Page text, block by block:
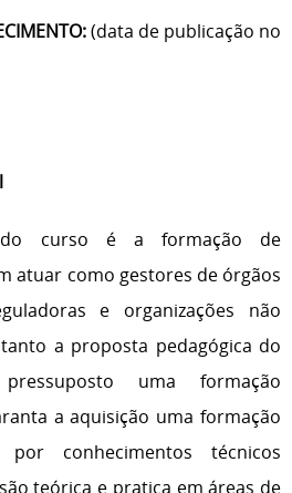
(data de publicação no
curso é a formação de
atuar como gestores de órgãos
e organizações não
a proposta pedagógica do
uma formação
a aquisição uma formação
por conhecimentos técnicos
teórica e pratica em áreas de